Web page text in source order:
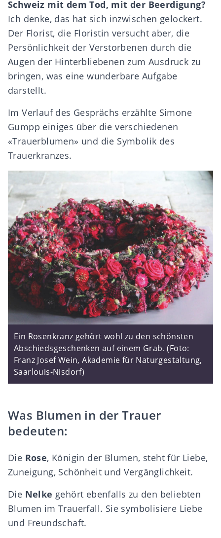
Schweiz mit dem Tod, mit der Beerdigung?
Ich denke, das hat sich inzwischen gelockert.
Der Florist, die Floristin versucht aber, die
Persönlichkeit der Verstorbenen durch die
Augen der Hinterbliebenen zum Ausdruck zu
bringen, was eine wunderbare Aufgabe
darstellt.
Im Verlauf des Gesprächs erzählte Simone
Gumpp einiges über die verschiedenen
«Trauerblumen» und die Symbolik des
Trauerkranzes.
Ein Rosenkranz gehört wohl zu den schönsten
Abschiedsgeschenken auf einem Grab. (Foto:
Franz Josef Wein, Akademie für Naturgestaltung,
Saarlouis-Nisdorf)
Was Blumen in der Trauer
bedeuten:
Die Rose, Königin der Blumen, steht für Liebe,
Zuneigung, Schönheit und Vergänglichkeit.
Die Nelke gehört ebenfalls zu den beliebten
Blumen im Trauerfall. Sie symbolisiere Liebe
und Freundschaft.